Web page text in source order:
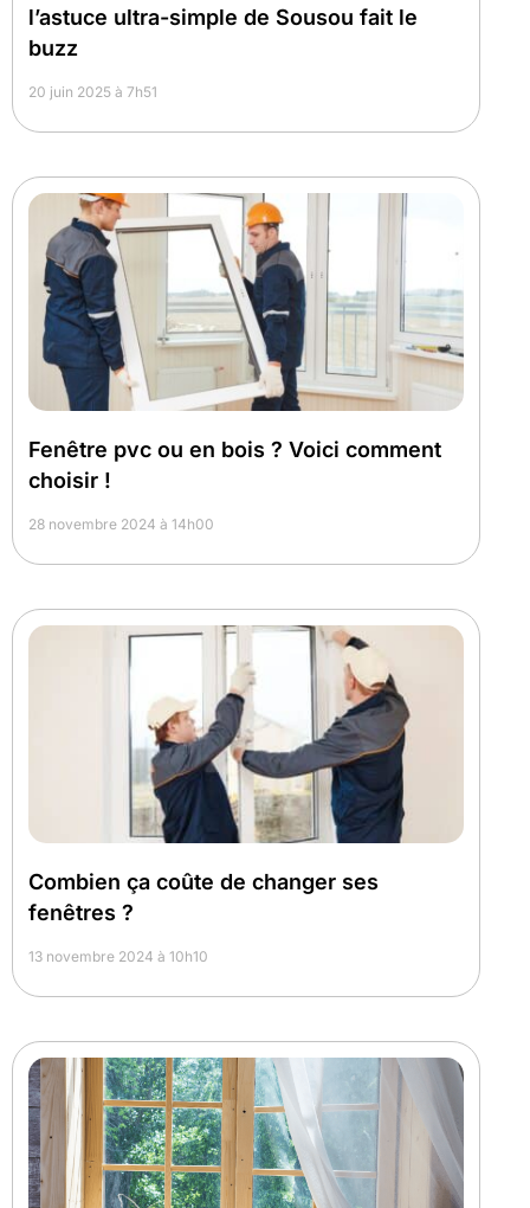
l’astuce ultra-simple de Sousou fait le
buzz
20 juin 2025 à 7h51
Fenêtre pvc ou en bois ? Voici comment
choisir !
28 novembre 2024 à 14h00
Combien ça coûte de changer ses
fenêtres ?
13 novembre 2024 à 10h10